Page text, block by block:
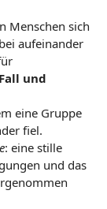
Menschen sich
aufeinander
und
eine Gruppe
fiel.
: eine stille
und das